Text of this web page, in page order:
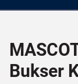
Bukser